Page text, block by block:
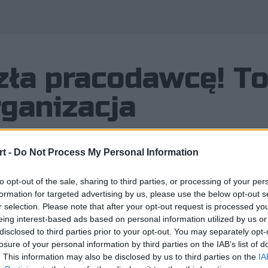
- Do Not Process My Personal Information
opt-out of the sale, sharing to third parties, or processing of your
for targeted advertising by us, please use the below opt-out
selection. Please note that after your opt-out request is processed
interest-based ads based on personal information utilized by us
to third parties prior to your opt-out. You may separately
of your personal information by third parties on the IAB’s list of
This information may also be disclosed by us to third parties on the
pracodawcę! To
przez PALOMĘ
dawali zresztą pewne znaki, że
pojawiło się w tej sprawie
ze Szwajcarii.